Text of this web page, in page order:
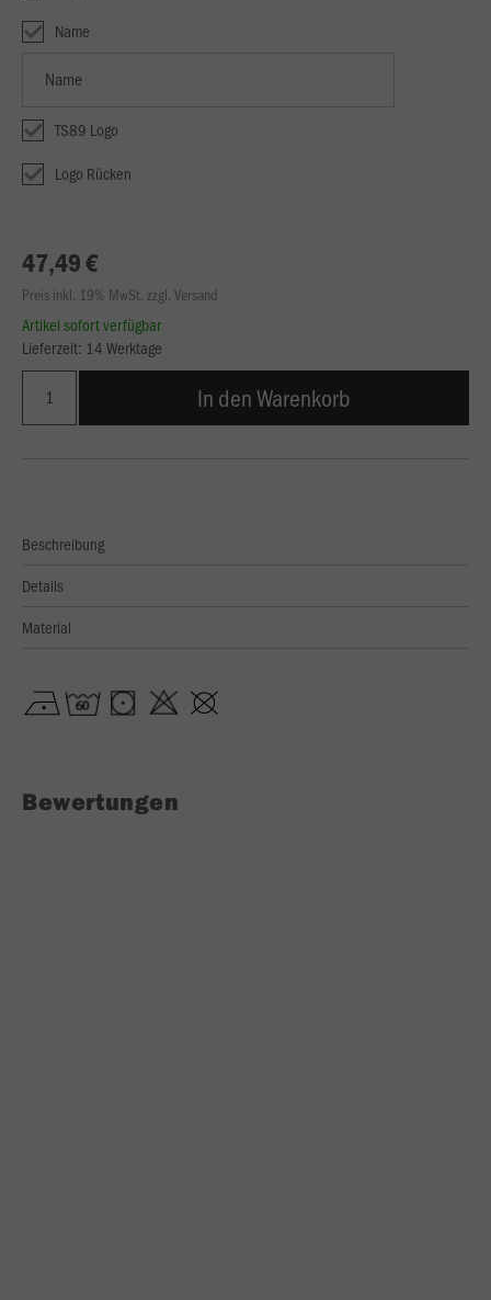
Name
TS89 Logo
Logo Rücken
47,49 €
Preis inkl. 19% MwSt. zzgl. Versand
Artikel sofort verfügbar
Lieferzeit: 14 Werktage
In den Warenkorb
Beschreibung
Details
Material
Bewertungen